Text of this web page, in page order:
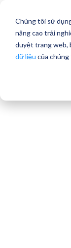
Chúng tôi sử
nâng cao trải
duyệt trang web,
dữ liệu của chúng